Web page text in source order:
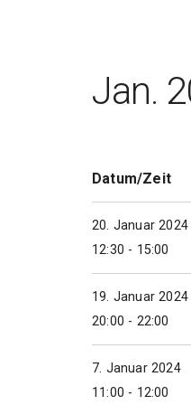
Jan.
Datum/Zeit
20. Januar 2024
12:30 - 15:00
19. Januar 2024
20:00 - 22:00
7. Januar 2024
11:00 - 12:00